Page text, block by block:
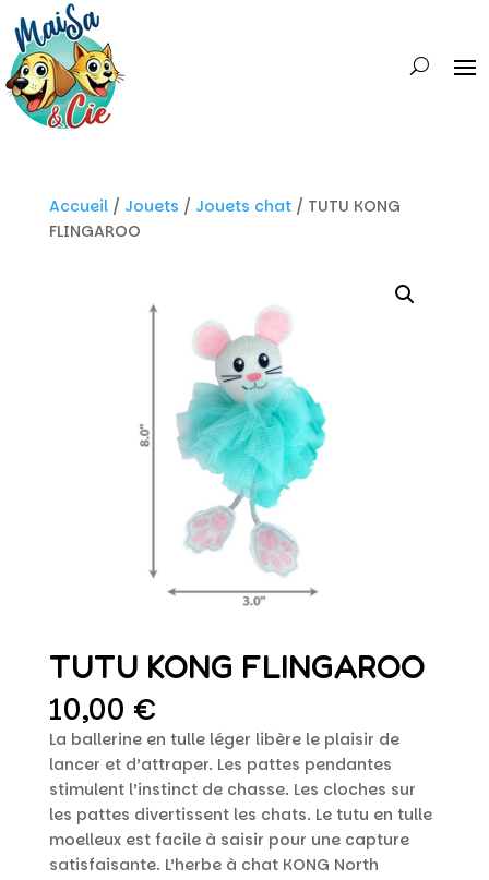
Accueil/ Jouets / Jouets chat/ TUTU KONG
FLINGAROO
TUTU KONG FLINGAROO
10,00 €
La ballerine en tulle léger libère le plaisir de
lancer et d’attraper. Les pattes pendantes
stimulent l’instinct de chasse. Les cloches sur
les pattes divertissent les chats. Le tutu en tulle
moelleux est facile à saisir pour une capture
satisfaisante. L’herbe à chat KONG North